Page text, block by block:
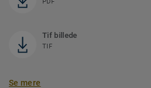
Tif billede
TIF
Se mere